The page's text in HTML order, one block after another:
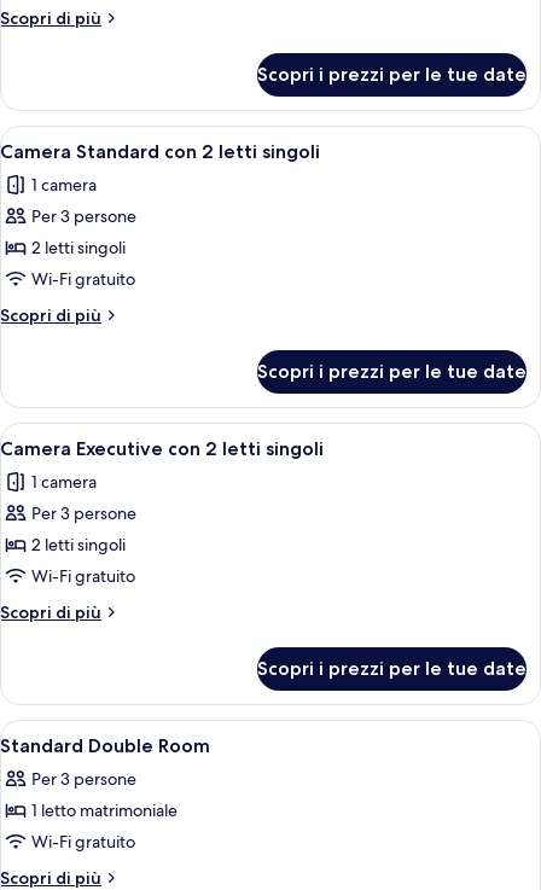
Suite
Scopri di più
Altri
Junior
Scopri i prezzi per le tue date
Apri
tutte
le
foto
per
Camera
Standard
con
letti
singoli
Camera d'albergo con due letti, una
6
Camera Standard con 2 letti singoli
1 camera
Per 3 persone
2 letti singoli
Wi-Fi gratuito
Scopri di più
Altri
Standard
con
2
singoli
Scopri i prezzi per le tue date
Apri
tutte
le
foto
per
Camera
Executive
con
letti
singoli
Una camera d'albergo con un letto
10
Camera Executive con 2 letti singoli
1 camera
Per 3 persone
2 letti singoli
Wi-Fi gratuito
Scopri di più
Altri
Executive
con
2
singoli
Scopri i prezzi per le tue date
Apri
tutte
le
foto
per
Standard
Una camera d'hotel con un letto,
1
Standard Double Room
Per 3 persone
1 letto matrimoniale
Wi-Fi gratuito
Scopri di più
Altri